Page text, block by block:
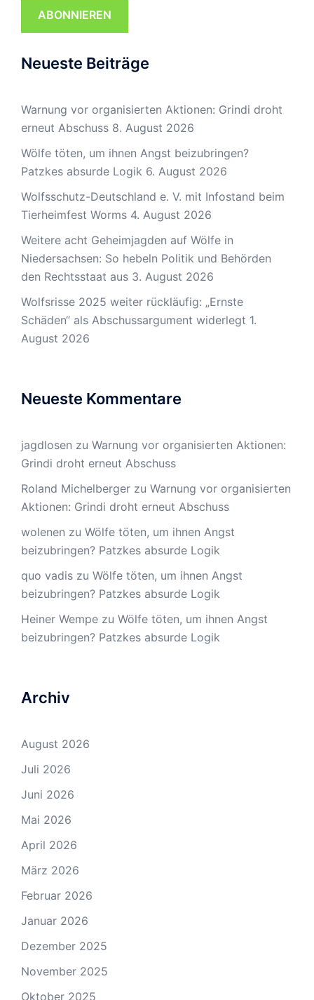
ABONNIEREN
Neueste Beiträge
Warnung vor organisierten Aktionen: Grindi droht
erneut Abschuss 8. August 2026
Wölfe töten, um ihnen Angst beizubringen?
Patzkes absurde Logik 6. August 2026
Wolfsschutz-Deutschland e. V. mit Infostand beim
Tierheimfest Worms 4. August 2026
Weitere acht Geheimjagden auf Wölfe in
Niedersachsen: So hebeln Politik und Behörden
den Rechtsstaat aus 3. August 2026
Wolfsrisse 2025 weiter rückläufig: „Ernste
Schäden“ als Abschussargument widerlegt 1.
August 2026
Neueste Kommentare
jagdlosen zu Warnung vor organisierten Aktionen:
Grindi droht erneut Abschuss
Roland Michelberger zu Warnung vor organisierten
Aktionen: Grindi droht erneut Abschuss
wolenen zu Wölfe töten, um ihnen Angst
beizubringen? Patzkes absurde Logik
quo vadis zu Wölfe töten, um ihnen Angst
beizubringen? Patzkes absurde Logik
Heiner Wempe zu Wölfe töten, um ihnen Angst
beizubringen? Patzkes absurde Logik
Archiv
August 2026
Juli 2026
Juni 2026
Mai 2026
April 2026
März 2026
Februar 2026
Januar 2026
Dezember 2025
November 2025
Oktober 2025